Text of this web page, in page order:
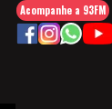
Acompanhe a 93FM